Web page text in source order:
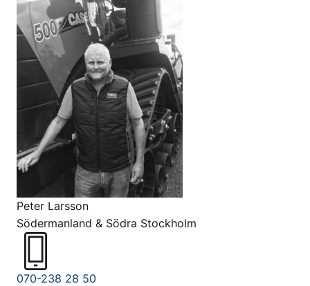
Peter Larsson
Södermanland & Södra Stockholm
070-238 28 50